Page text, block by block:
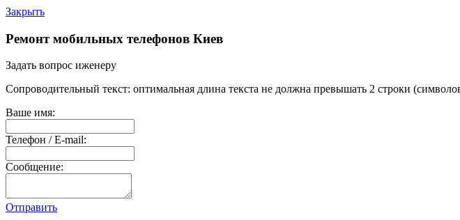
Закрыть
Ремонт мобильных телефонов Киев
Задать вопрос иженеру
Сопроводительный текст: оптимальная длина текста не должна превышать 2 строки
Ваше имя:
Телефон / E-mail:
Сообщение:
Отправить